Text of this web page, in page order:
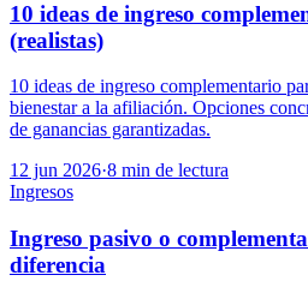
10 ideas de ingreso
(realistas)
10 ideas de ingreso complementario
bienestar a la afiliación. Opciones
de ganancias garantizadas.
12 jun 2026·8 min de lectura
Ingresos
Ingreso pasivo o
diferencia